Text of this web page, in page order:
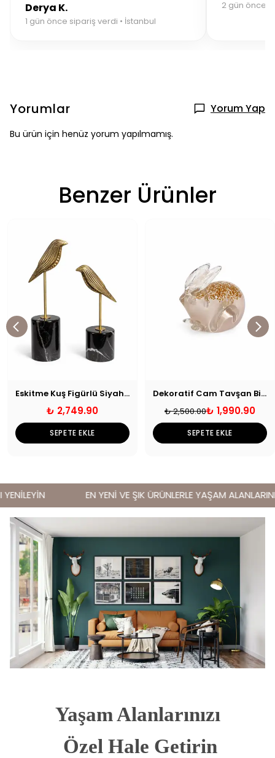
Derya K.
1 gün önce sipariş verdi • İstanbul
2 gün önce
Yorumlar Yorum Yap
Bu ürün için henüz yorum yapılmamış.
Benzer Ürünler
Eskitme Kuş Figürlü Siyah Mermer Kaideli Dekoratif Biblo
₺ 2,749.90
SEPETE EKLE
Dekoratif Cam Tavşan Biblo
₺ 2,500.00₺ 1,990.90
SEPETE EKLE
EN YENİ VE ŞIK ÜRÜNLERLE YAŞAM
Yaşam Alanlarınızı
Özel Hale Getirin